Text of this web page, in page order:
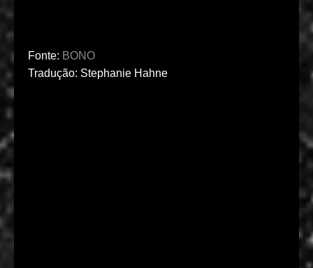
Fonte: BONO
Tradução: Stephanie Hahne